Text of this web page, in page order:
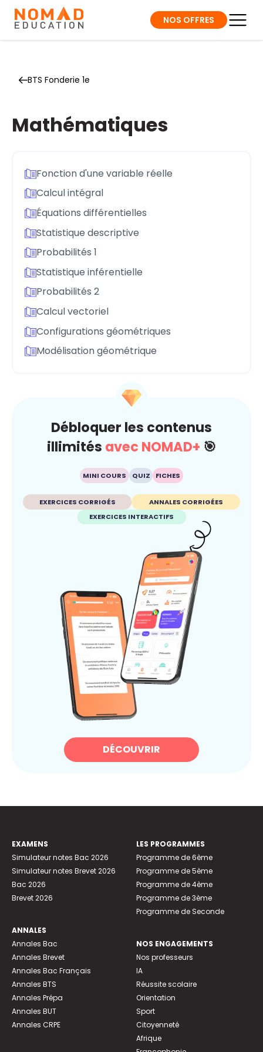
NOS OFFRES
BTS Fonderie 1e
Mathématiques
Fonction d'une variable réelle
Calcul intégral
Équations différentielles
Statistique descriptive
Probabilités 1
Statistique inférentielle
Probabilités 2
Calcul vectoriel
Configurations géométriques
Modélisation géométrique
Débloquer les contenus
illimités avec NOMAD+ 🎯
MINI COURS QUIZ FICHES
EXERCICES CORRIGÉS
ANNALES CORRIGÉES
EXERCICES INTERACTIFS
DÉCOUVRIR
EXAMENS
Simulateur notes Bac 2026
Simulateur notes Brevet 2026
Bac 2026
Brevet 2026
ANNALES
Annales Bac
Annales Brevet
Annales Bac Français
Annales BTS
Annales Prépa
Annales BUT
Annales CRPE
LES PROGRAMMES
Programme de 6ème
Programme de 5ème
Programme de 4ème
Programme de 3ème
Programme de Seconde
NOS ENGAGEMENTS
Nos professeurs
IA
Réussite scolaire
Orientation
Sport
Citoyenneté
Afrique